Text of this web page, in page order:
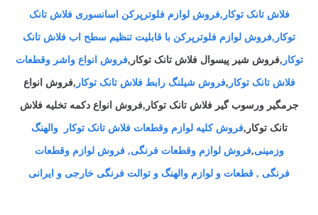
فلاش تانک توکار ,فروش لوازم فلوترپرکن اسانسوری فلاش تانک
توکار ,فروش لوازم فلوترپرکن با قابلیت تنظیم سطح اب فلاش تانک
توکار ,فروش شیر پیسوال فلاش تانک توکار,فروش انواع واشر وقطعات
فلاش تانک توکار ,فروش شیلنگ رابط فلاش تانک توکار ,فروش انواع
جرمگیر ورسوب گیر فلاش تانک توکار,فروش انواع دکمه تخلیه فلاش
تانک توکار,فروش کلیه لوازم وقطعات فلاش تانک توکار والهنگ
وزمینی,فروش لوازم وقطعات فرنگی, فروش لوازم وقطعات
فرنگی , قطعات و لوازم والهنگ و توالت فرنگی خارجی و ایرانی